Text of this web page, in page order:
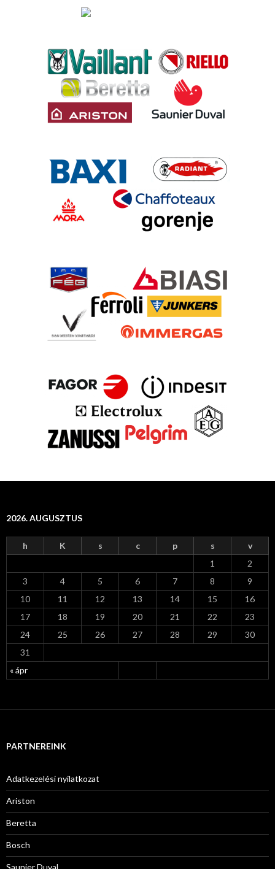
2026. AUGUSZTUS
h K s c p s v
« ápr
1
2
3
4 5 6 7 8
9
10
11 12 13 14 15
16
17
18 19 20 21 22
23
24
25 26 27 28 29
30
31
PARTNEREINK
Adatkezelési nyilatkozat
Ariston
Beretta
Bosch
Saunier Duval